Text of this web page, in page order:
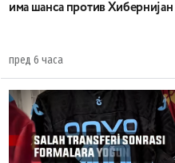
има шанса против Хибернијан
пред 6 часа